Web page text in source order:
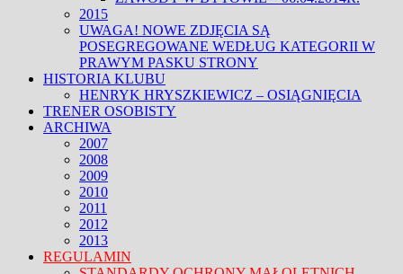
2015
UWAGA! NOWE ZDJĘCIA SĄ
POSEGREGOWANE WEDŁUG KATEGORII W
PRAWYM PASKU STRONY
HISTORIA KLUBU
HENRYK HRYSZKIEWICZ – OSIĄGNIĘCIA
TRENER OSOBISTY
ARCHIWA
2007
2008
2009
2010
2011
2012
2013
REGULAMIN